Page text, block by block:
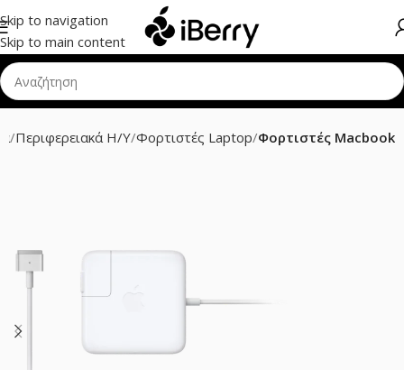
Skip to navigation
Skip to main content
Περιφερειακά H/Y Φορτιστές Laptop Φορτιστές Macbook